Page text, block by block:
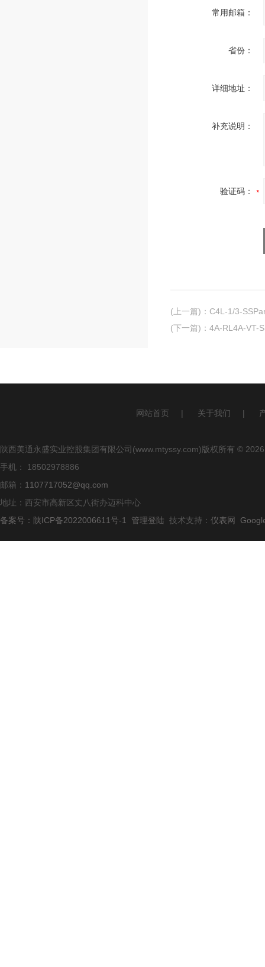
常用邮箱：
省份：
详细地址：
补充说明：
验证码：
(上一篇) ： C4L-1/3-
(下一篇) ： 4A-RL4A-VT-
网站首页 | 关于我们 |
陕西美通永盛实业控股集团有限公司(www.mtyssy.com)版权所有 © 2026
手机： 18502978886
邮箱： 1107717052@qq.com
地址：西安市高新区丈八街办迈科中心
备案号：陕ICP备2022006611号-1
管理登陆 技术支持： 仪表网